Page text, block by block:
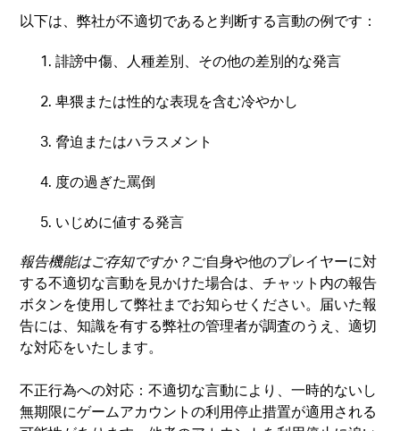
以下は、弊社が不適切であると判断する言動の例です：
誹謗中傷、人種差別、その他の差別的な発言
卑猥または性的な表現を含む冷やかし
脅迫またはハラスメント
度の過ぎた罵倒
いじめに値する発言
報告機能はご存知ですか？ご自身や他のプレイヤーに対
する不適切な言動を見かけた場合は、チャット内の報告
ボタンを使用して弊社までお知らせください。届いた報
告には、知識を有する弊社の管理者が調査のうえ、適切
な対応をいたします。
不正行為への対応：不適切な言動により、一時的ないし
無期限にゲームアカウントの利用停止措置が適用される